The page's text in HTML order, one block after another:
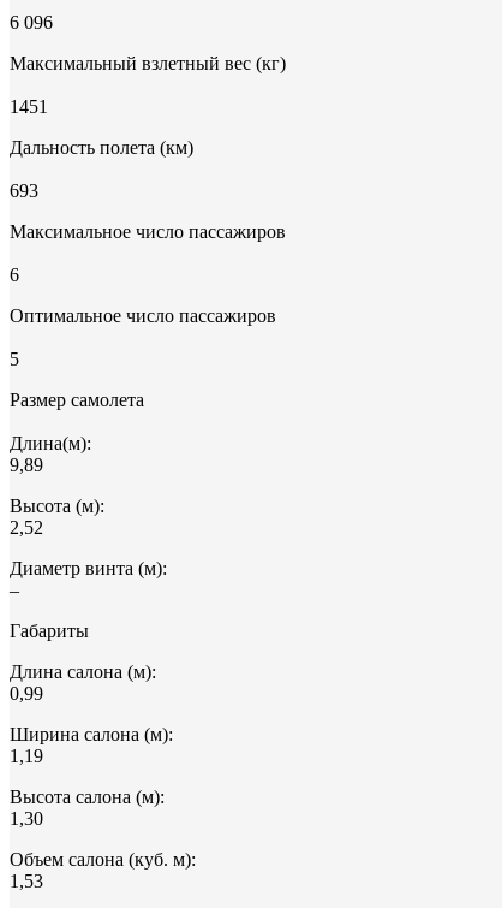
6 096
Максимальный взлетный вес (кг)
1451
Дальность полета (км)
693
Максимальное число пассажиров
6
Оптимальное число пассажиров
5
Размер самолета
Длина(м):
9,89
Высота (м):
2,52
Диаметр винта (м):
–
Габариты
Длина салона (м):
0,99
Ширина салона (м):
1,19
Высота салона (м):
1,30
Объем салона (куб. м):
1,53